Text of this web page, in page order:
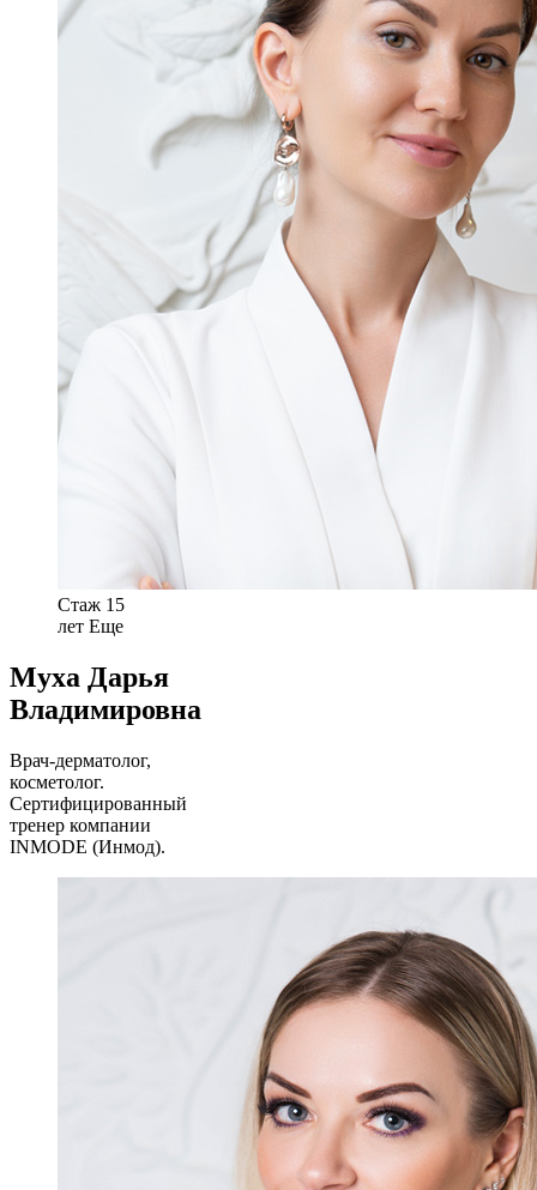
Стаж 15
лет Еще
Муха Дарья
Владимировна
Врач-дерматолог,
косметолог.
Cертифицированный
тренер компании
INMODE (Инмод).